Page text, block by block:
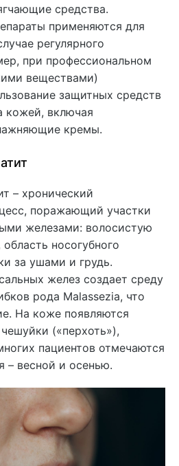
средства.
применяются для
регулярного
при профессиональном
веществами)
защитных средств
кожей, включая
кремы.
– хронический
поражающий участки
железами: волосистую
носогубного
за ушами и грудь.
желез создает среду
рода Malassezia, что
На коже появляются
(«перхоть»),
пациентов отмечаются
– весной и осенью.